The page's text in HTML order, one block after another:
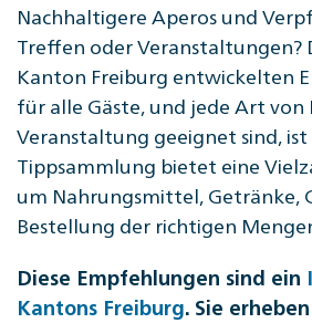
Nachhaltigere Aperos und
Treffen oder Veranstaltungen?
Kanton Freiburg entwickelten
für alle Gäste, und jede Art von
Veranstaltung geeignet sind, ist
Tippsammlung bietet eine
um Nahrungsmittel, Getränke,
Bestellung der richtigen
Diese Empfehlungen sind ein
Kantons Freiburg. Sie